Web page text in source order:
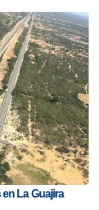
La Guajira